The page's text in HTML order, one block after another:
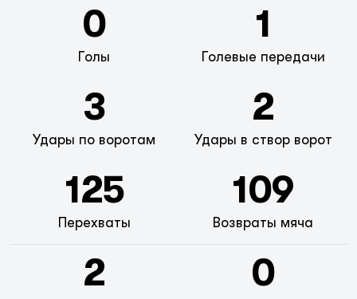
0
Голы
1
Голевые передачи
3
Удары по воротам
2
Удары в створ ворот
125
Перехваты
109
Возвраты мяча
2 0